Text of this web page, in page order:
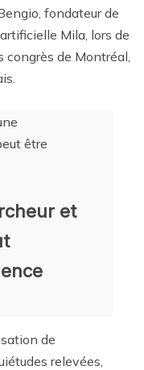
fondateur de
Mila, lors de
congrès de Montréal,
être
et
de
relevées,